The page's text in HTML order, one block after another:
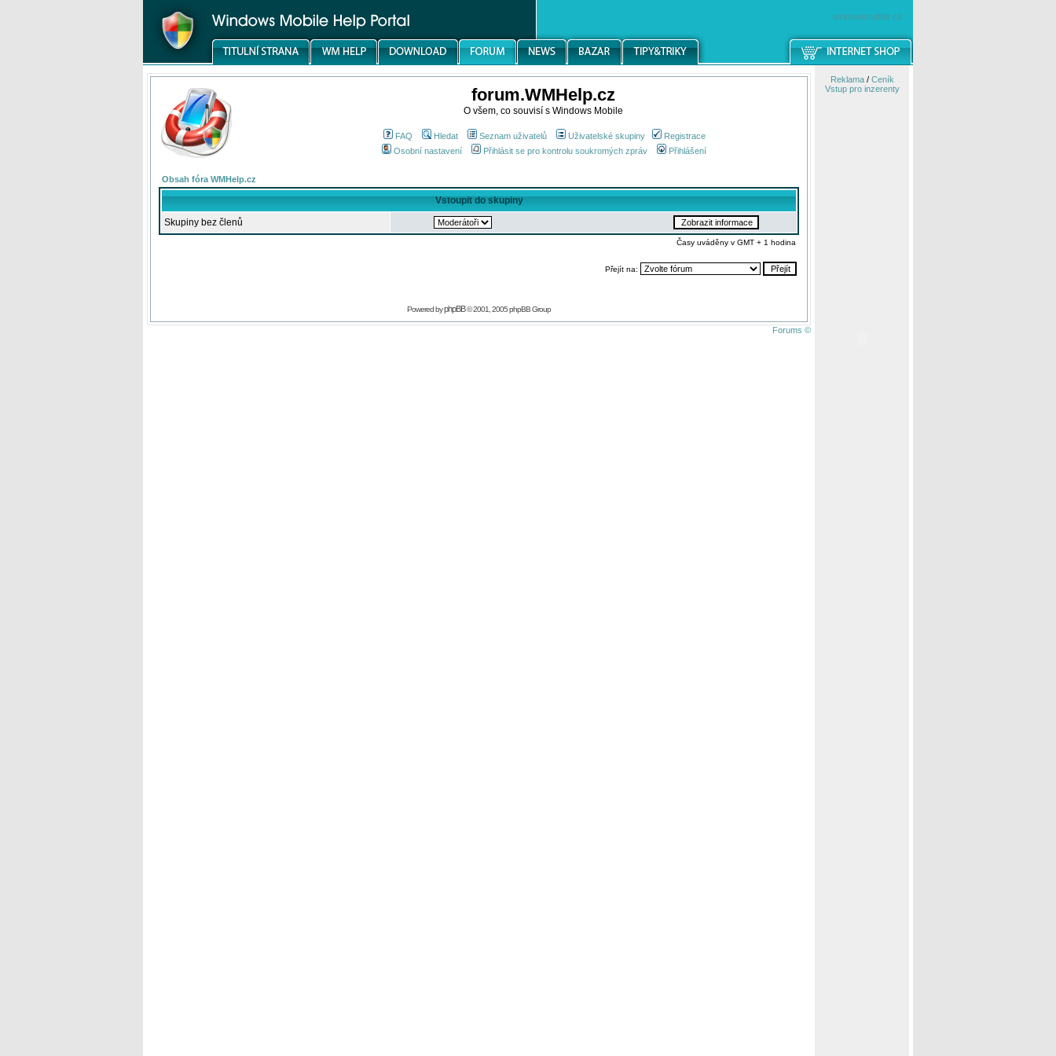
windowsmobile.cz
forum.WMHelp.cz
O všem, co souvisí s Windows Mobile
FAQ Hledat Seznam uživatelů Uživatelské skupiny
Registrace
Osobní nastavení
Přihlásit se pro kontrolu soukromých zpráv Přihlášení
Obsah fóra WMHelp.cz
Vstoupit do skupiny
Skupiny bez členů
Časy uváděny v GMT + 1 hodina
Přejít na:
Powered byphpBB© 2001, 2005 phpBB Group
Forums ©
Reklama/ Ceník
Vstup pro inzerenty